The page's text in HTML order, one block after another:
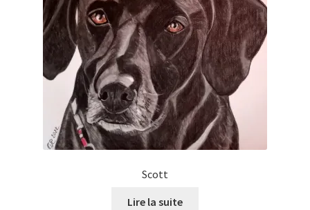
Scott
Lire la suite